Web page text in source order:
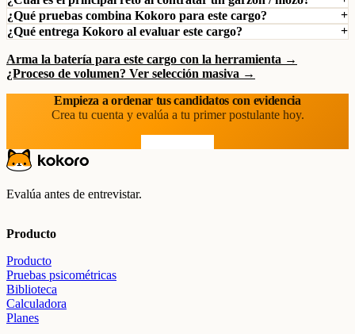
¿Qué pruebas combina Kokoro para este cargo?
¿Qué entrega Kokoro al evaluar este cargo?
Arma la batería para este cargo con la herramienta →
¿Proceso de volumen? Ver selección masiva →
Empieza a ordenar tus candidatos con evidencia
Crea tu cuenta y evalúa a tu primer postulante hoy.
Evalúa antes de entrevistar.
Producto
Producto
Pruebas psicométricas
Biblioteca
Calculadora
Planes